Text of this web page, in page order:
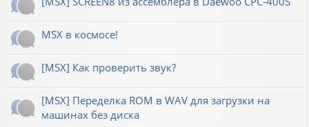
MSX в космосе!
[MSX] Как проверить звук?
[MSX] Переделка ROM в WAV для загрузки на
машинах без диска